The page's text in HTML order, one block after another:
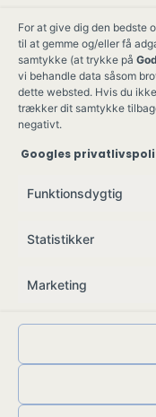
For at give dig den bedste
til at gemme og/eller få
samtykke (at trykke på
vi behandle data såsom
dette websted. Hvis du
trækker dit samtykke
negativt.
Googles
Funktionsdygtig
Statistikker
Marketing
Ung Kult
Skovgade 17,
CVR: 41008547
© ungkult.dk -